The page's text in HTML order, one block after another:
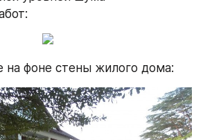
на фоне стены жилого дома: